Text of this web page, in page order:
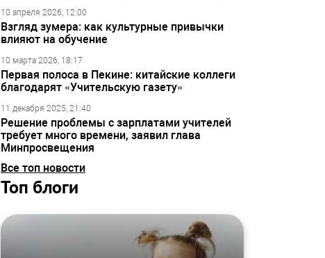
10 апреля 2026, 12:00
Взгляд зумера: как культурные привычки
влияют на обучение
10 марта 2026, 18:17
Первая полоса в Пекине: китайские коллеги
благодарят «Учительскую газету»
11 декабря 2025, 21:40
Решение проблемы с зарплатами учителей
требует много времени, заявил глава
Минпросвещения
Все топ новости
Топ блоги